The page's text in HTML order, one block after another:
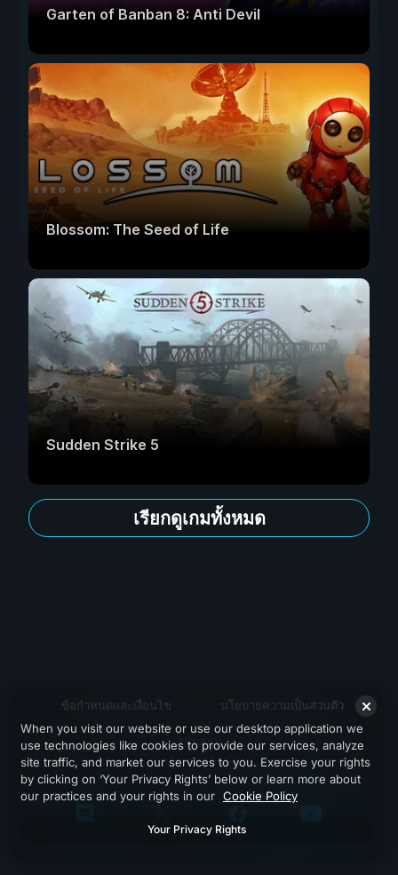
Garten of Banban 8: Anti Devil
Blossom: The Seed of Life
Sudden Strike 5
เรียกดูเกมทั้งหมด
ข้อกำหนดและเงื่อนไข นโยบายความเป็นส่วนตัว
สนับสนุน
When you visit our website or use our desktop application we
use technologies like cookies to provide our services, analyze
site traffic, and market our services to you. Exercise your rights
by clicking on ‘Your Privacy Rights’ below or learn more about
our practices and your rights in our Cookie Policy
Your Privacy Rights